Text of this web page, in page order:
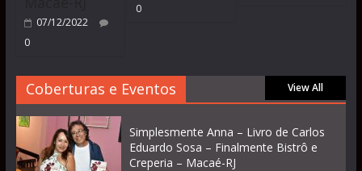
07/12/2022
0
0
Coberturas e Eventos View All
Simplesmente Anna – Livro de Carlos
Eduardo Sosa – Finalmente Bistrô e
Creperia – Macaé-RJ